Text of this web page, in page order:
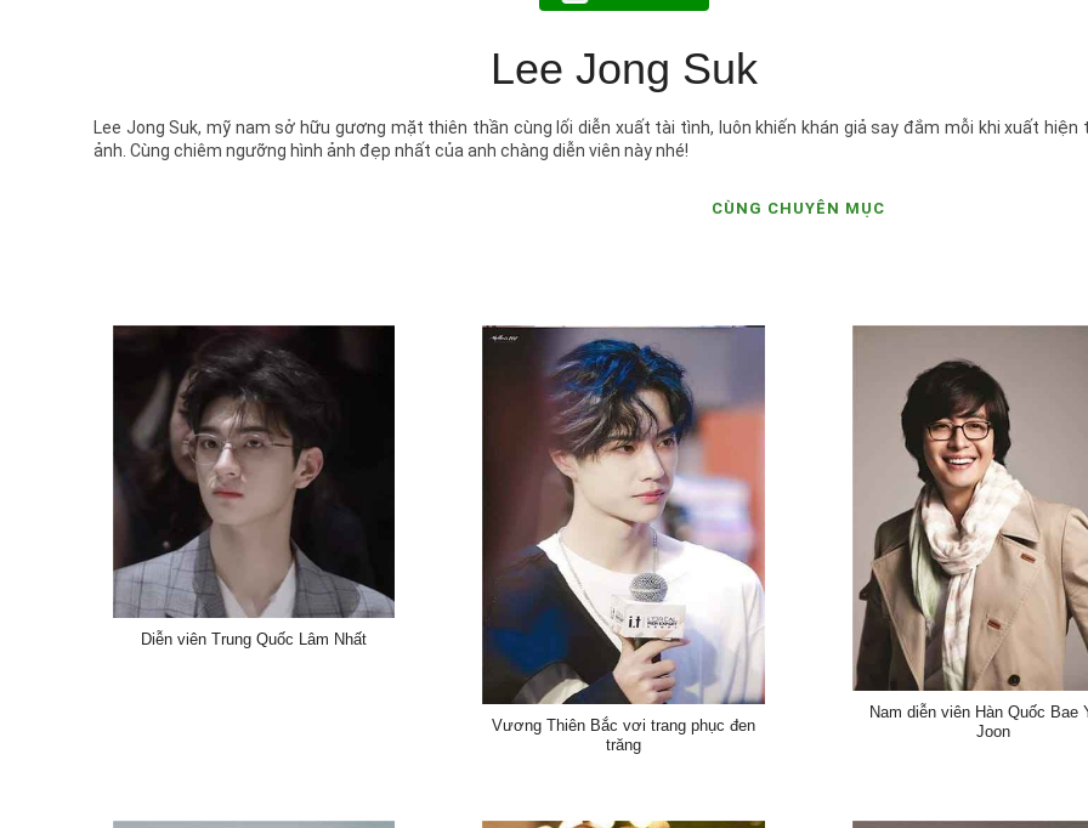
Lee Jong Suk
Lee Jong Suk, mỹ nam sở hữu gương mặt thiên thần cùng lối diễn xuất tài tình, luôn khiến khán giả say đắm mỗi khi xuất hiện
ảnh. Cùng chiêm ngưỡng hình ảnh đẹp nhất của anh chàng diễn viên này nhé!
CÙNG CHUYÊN MỤC
Diễn viên Trung Quốc Lâm Nhất
Vương Thiên Bắc vơi trang phục đen
trăng
Nam diễn viên Hàn Quốc Bae
Joon